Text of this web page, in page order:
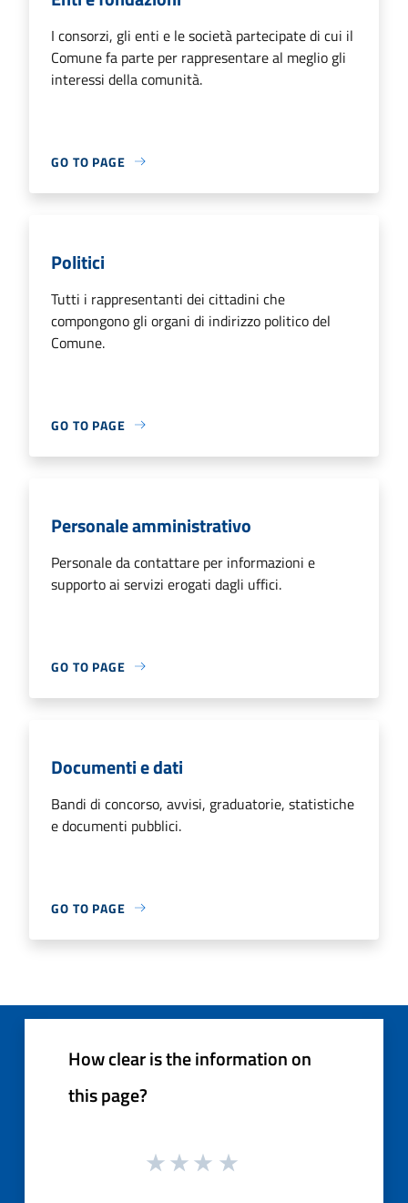
I consorzi, gli enti e le società partecipate di cui il
Comune fa parte per rappresentare al meglio gli
interessi della comunità.
GO TO PAGE
Politici
Tutti i rappresentanti dei cittadini che
compongono gli organi di indirizzo politico del
Comune.
GO TO PAGE
Personale amministrativo
Personale da contattare per informazioni e
supporto ai servizi erogati dagli uffici.
GO TO PAGE
Documenti e dati
Bandi di concorso, avvisi, graduatorie, statistiche
e documenti pubblici.
GO TO PAGE
How clear is the information on
this page?